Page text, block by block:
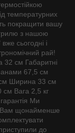
температурних
покращити вашу
з нашою
сьогодні і
рай!
32 см Габаритні
67,5 см
см Ширина 33 см
см Вага 2,5 кг
Ми
Вам щонайменше
до